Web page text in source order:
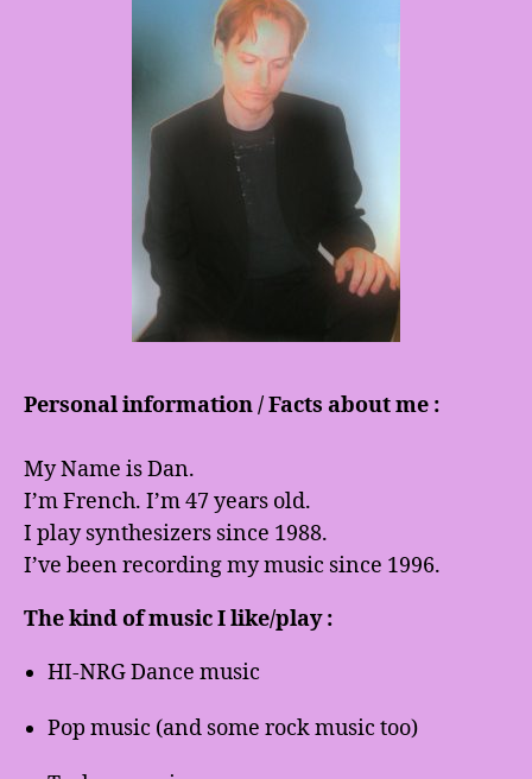
Personal information / Facts about me :
My Name is Dan.
I’m French. I’m 47 years old.
I play synthesizers since 1988.
I’ve been recording my music since 1996.
The kind of music I like/play :
HI-NRG Dance music
Pop music (and some rock music too)